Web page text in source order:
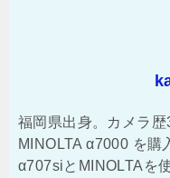
福岡県出身。カメラ
MINOLTA α7000 を購
α707siとMINOLTAを